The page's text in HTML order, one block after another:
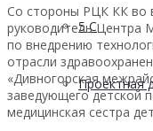
5 С
Проектная
Со стороны РЦК КК во
руководитель Центра
по внедрению
отрасли
«Дивногорская
заведующего детской
медицинская сестра